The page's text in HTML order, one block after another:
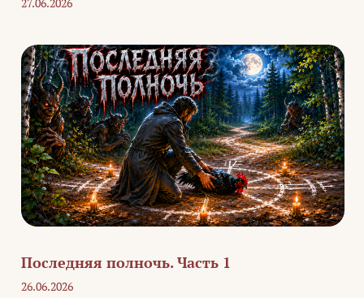
27.06.2026
Последняя полночь. Часть 1
26.06.2026